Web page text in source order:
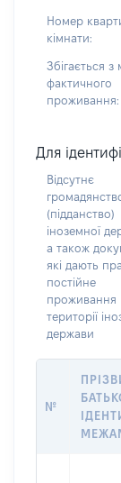
Номер
кімнати:
Збігається з
фактичного
проживання:
Для
Відсутнє
(підданство)
іноземної
а також
які дають
постійне
проживання
території
держави
№